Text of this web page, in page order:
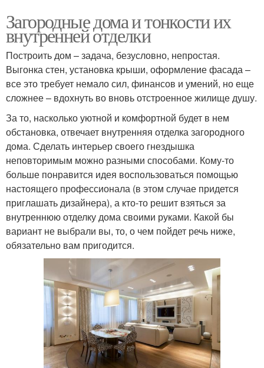
Загородные дома и тонкости их
внутренней отделки
Построить дом – задача, безусловно, непростая.
Выгонка стен, установка крыши, оформление фасада –
все это требует немало сил, финансов и умений, но еще
сложнее – вдохнуть во вновь отстроенное жилище душу.
За то, насколько уютной и комфортной будет в нем
обстановка, отвечает внутренняя отделка загородного
дома. Сделать интерьер своего гнездышка
неповторимым можно разными способами. Кому-то
больше понравится идея воспользоваться помощью
настоящего профессионала (в этом случае придется
приглашать дизайнера), а кто-то решит взяться за
внутреннюю отделку дома своими руками. Какой бы
вариант не выбрали вы, то, о чем пойдет речь ниже,
обязательно вам пригодится.